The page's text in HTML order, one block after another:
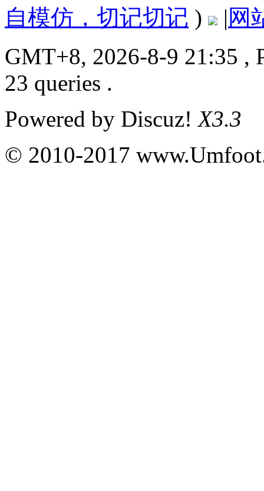
自模仿，切记切记 ) | 网
GMT+8, 2026-8-9 21:35 ,
23 queries .
Powered by Discuz! X3.3
© 2010-2017